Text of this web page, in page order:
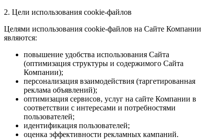
2. Цели использования cookie-файлов
Целями использования cookie-файлов на Сайте Компании
являются:
повышение удобства использования Сайта
(оптимизация структуры и содержимого Сайта
Компании);
персонализация взаимодействия (таргетированная
реклама объявлений);
оптимизация сервисов, услуг на сайте Компании в
соответствии с интересами и потребностями
пользователей;
идентификация пользователей;
оценка эффективности рекламных кампаний.